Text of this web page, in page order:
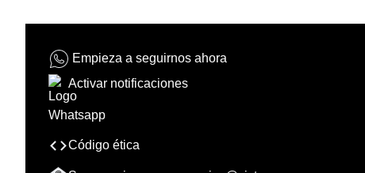
Empieza a seguirnos ahora
Activar notificaciones
Código ética